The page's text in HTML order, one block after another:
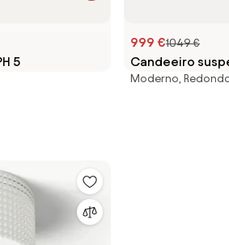
5
999 €1049 €
Candeeiro
Moderno,